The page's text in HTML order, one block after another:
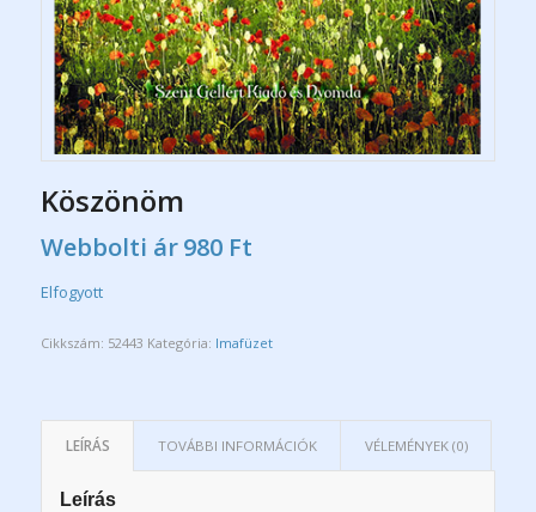
Köszönöm
Webbolti ár 980 Ft
Elfogyott
Cikkszám: 52443 Kategória: Imafüzet
LEÍRÁS TOVÁBBI INFORMÁCIÓK VÉLEMÉNYEK (0)
Leírás